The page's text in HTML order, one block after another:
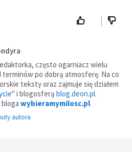
często ogarniacz wielu
terminów po dobrą atmosferę. Na co
teksty oraz zajmuje się działem
" i blogosferą blog.deon.pl.
wybieramymilosc.pl
autora